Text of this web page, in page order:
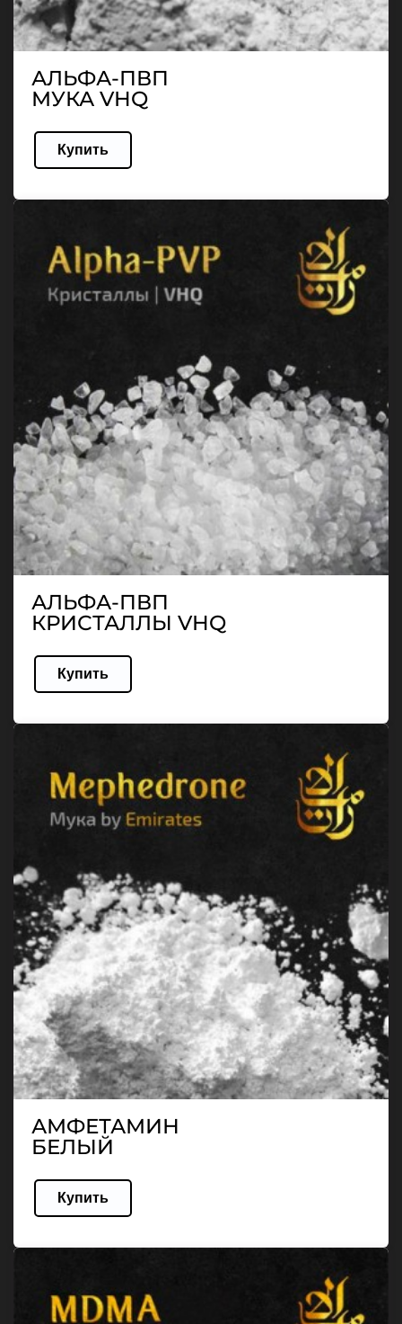
АЛЬФА-ПВП
МУКА VHQ
Купить
АЛЬФА-ПВП
КРИСТАЛЛЫ VHQ
Купить
АМФЕТАМИН
БЕЛЫЙ
Купить